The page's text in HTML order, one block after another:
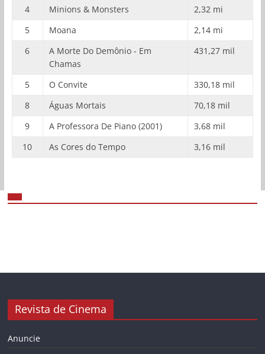
4
Minions & Monsters
2,32 mi
5
Moana
2,14 mi
6
A Morte Do Demônio - Em
Chamas
431,27 mil
5 O Convite
330,18 mil
8
Águas Mortais
70,18 mil
9
A Professora De Piano (2001)
3,68 mil
10
As Cores do Tempo 3,16 mil
Revista de Cinema
Anuncie